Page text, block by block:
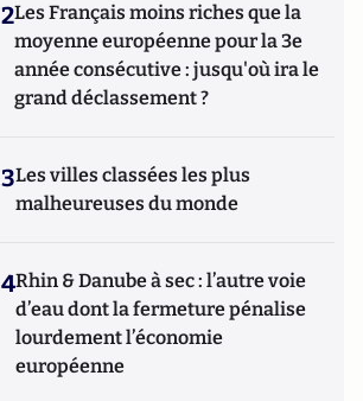
2Les Français moins riches que la
moyenne européenne pour la 3e
année consécutive : jusqu'où ira le
grand déclassement ?
3Les villes classées les plus
malheureuses du monde
4Rhin & Danube à sec : l’autre voie
d’eau dont la fermeture pénalise
lourdement l’économie
européenne